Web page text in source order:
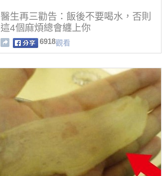
醫生再三勸告：飯後不要喝水，否則
這4個麻煩總會纏上你
6918觀看